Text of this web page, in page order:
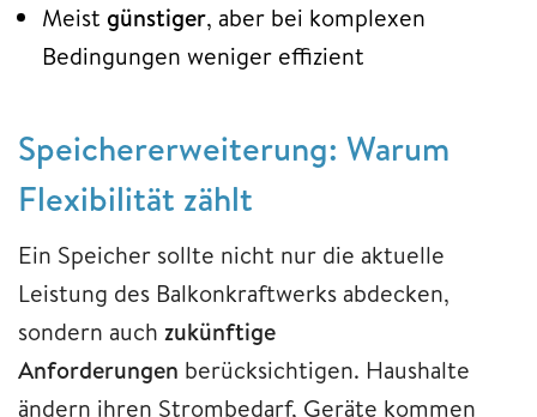
Meist günstiger, aber bei komplexen
Bedingungen weniger effizient
Speichererweiterung: Warum
Flexibilität zählt
Ein Speicher sollte nicht nur die aktuelle
Leistung des Balkonkraftwerks abdecken,
sondern auch zukünftige
Anforderungen berücksichtigen. Haushalte
ändern ihren Strombedarf, Geräte kommen